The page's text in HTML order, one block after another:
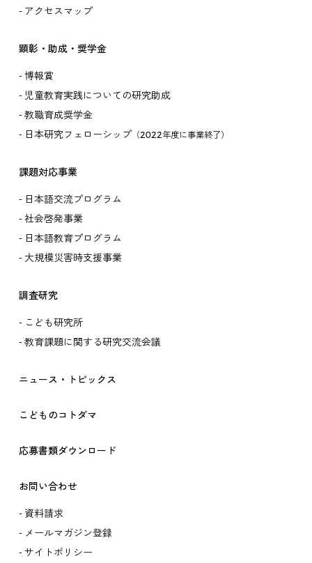
アクセスマップ
顕彰・助成・奨学金
博報賞
児童教育実践についての研究助成
教職育成奨学金
日本研究フェローシップ（2022年度に事業終了）
課題対応事業
日本語交流プログラム
社会啓発事業
日本語教育プログラム
大規模災害時支援事業
調査研究
こども研究所
教育課題に関する研究交流会議
ニュース・トピックス
こどものコトダマ
応募書類ダウンロード
お問い合わせ
資料請求
メールマガジン登録
サイトポリシー